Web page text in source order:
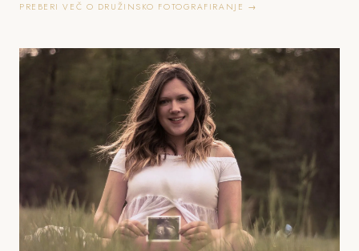
PREBERI VEČ O DRUŽINSKO FOTOGRAFIRANJE →